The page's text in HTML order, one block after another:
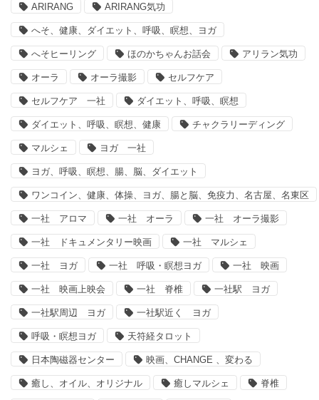
ARIRANG ARIRANG気功
へそ、健康、ダイエット、呼吸、瞑想、ヨガ
へそヒーリング ほのかちゃんお話会 アリラン気功
オーラ オーラ撮影 セルフケア
セルフケア 一社 ダイエット、呼吸、瞑想
ダイエット、呼吸、瞑想、健康 チャクラリーディング
マルシェ ヨガ 一社
ヨガ、呼吸、瞑想、腸、脳、ダイエット
ワンコイン、健康、体操、ヨガ、腸と脳、免疫力、名古屋、名東区
一社 アロマ 一社 オーラ 一社 オーラ撮影
一社 ドキュメンタリー映画 一社 マルシェ
一社 ヨガ 一社 呼吸・瞑想ヨガ 一社 映画
一社 映画上映会 一社 脊椎 一社駅 ヨガ
一社駅周辺 ヨガ 一社駅近く ヨガ
呼吸・瞑想ヨガ 天符経タロット
日本陶磁器センター 映画、CHANGE 、変わる
癒し、オイル、オリジナル 癒しマルシェ 脊椎